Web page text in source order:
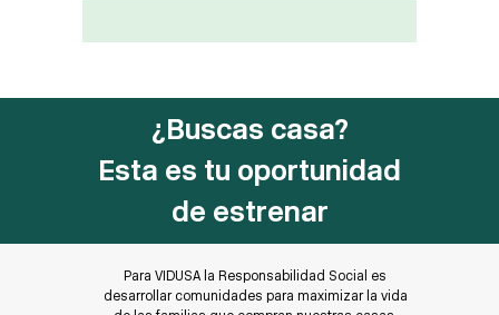
¿Buscas casa?
Esta es tu oportunidad
de estrenar
Para VIDUSA la Responsabilidad Social es
desarrollar comunidades para maximizar la vida